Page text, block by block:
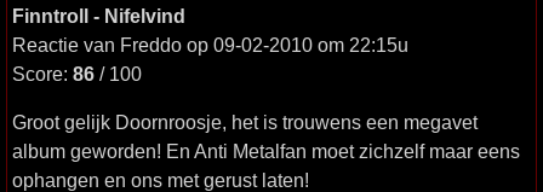
Finntroll - Nifelvind
Reactie van Freddo op 09-02-2010 om 22:15u
Score: 86 / 100
Groot gelijk Doornroosje, het is trouwens een megavet
album geworden! En Anti Metalfan moet zichzelf maar eens
ophangen en ons met gerust laten!